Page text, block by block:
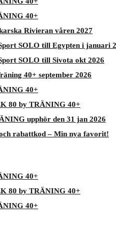
40+
Rivieran våren 2027
SOLO till Egypten i januari
SOLO till Sivota okt 2026
40+ september 2026
40+
80 by TRÄNING 40+
upphör den 31 jan 2026
rabattkod – Min nya favorit!
40+
80 by TRÄNING 40+
40+